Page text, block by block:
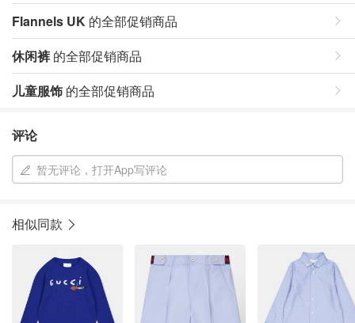
Flannels UK 的全部促销商品
休闲裤 的全部促销商品
儿童服饰 的全部促销商品
评论
暂无评论，打开App写评论
相似同款